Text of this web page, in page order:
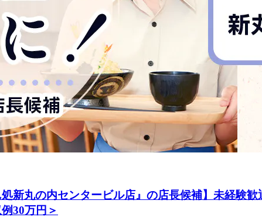
新丸の内センタービル店』の店長候補】未経験
30万円＞